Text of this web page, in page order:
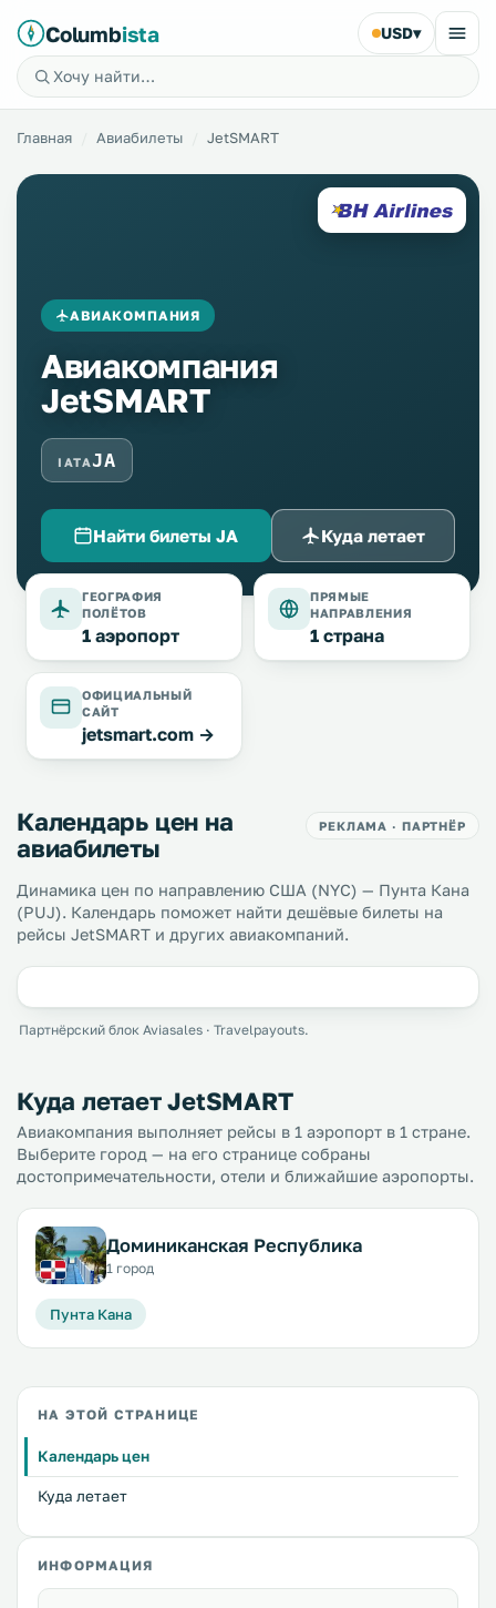
Columbista USD▾
Главная Авиабилеты JetSMART
АВИАКОМПАНИЯ
Авиакомпания
JetSMART
IATA JA
Найти билеты JA Куда летает
ГЕОГРАФИЯ
ПОЛЁТОВ
1 аэропорт
ПРЯМЫЕ
НАПРАВЛЕНИЯ
1 страна
ОФИЦИАЛЬНЫЙ
САЙТ
jetsmart.com →
Календарь цен на
авиабилеты
РЕКЛАМА · ПАРТНЁР
Динамика цен по направлению США (NYC) — Пунта Кана
(PUJ). Календарь поможет найти дешёвые билеты на
рейсы JetSMART и других авиакомпаний.
Партнёрский блок Aviasales · Travelpayouts.
Куда летает JetSMART
Авиакомпания выполняет рейсы в 1 аэропорт в 1 стране.
Выберите город — на его странице собраны
достопримечательности, отели и ближайшие аэропорты.
Доминиканская Республика
1 город
Пунта Кана
НА ЭТОЙ СТРАНИЦЕ
Календарь цен
Куда летает
ИНФОРМАЦИЯ